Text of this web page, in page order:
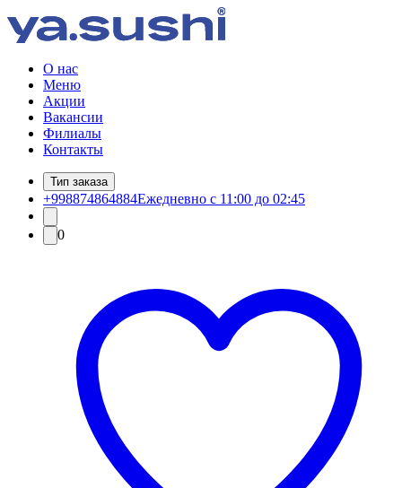
О нас
Меню
Акции
Вакансии
Филиалы
Контакты
Тип заказа
+998874864884Ежедневно с 11:00 до 02:45
0